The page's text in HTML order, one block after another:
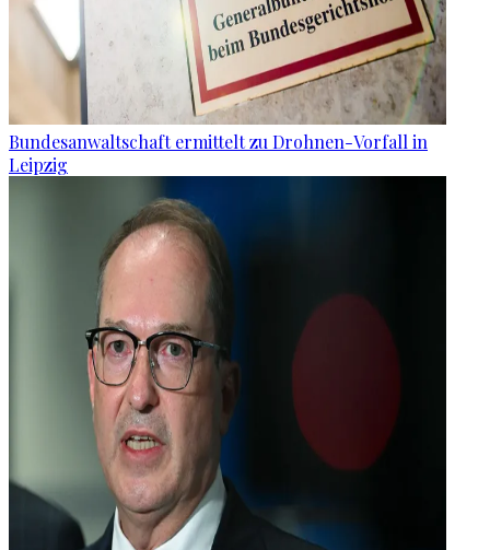
Bundesanwaltschaft ermittelt zu Drohnen-Vorfall in
Leipzig